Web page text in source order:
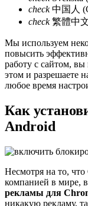
check中国人
check繁體中文
Мы используем
повысить
работу с сайтом,
этом и разрешаете
любое время
Как
Android
Несмотря на то,
компанией в мире, в
рекламы для
никакую рекламу,